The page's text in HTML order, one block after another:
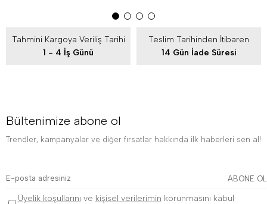
Tahmini Kargoya Veriliş Tarihi
1 - 4 İş Günü
Teslim Tarihinden İtibaren
14 Gün İade Süresi
Bültenimize abone ol
Trendler, kampanyalar ve diğer fırsatlar hakkında ilk haberleri sen al!
ABONE OL
Üyelik koşullarını ve kişisel verilerimin korunmasını kabul